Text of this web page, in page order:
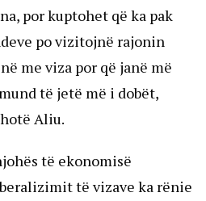
por kuptohet që ka pak
po vizitojnë rajonin
me viza por që janë më
të jetë më i dobët,
Aliu.
të ekonomisë
të vizave ka rënie